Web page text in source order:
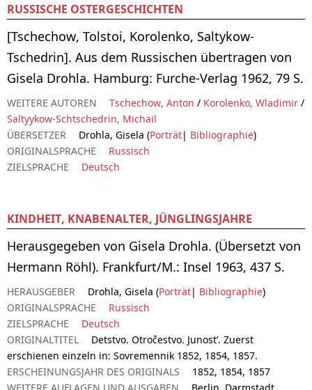
RUSSISCHE OSTERGESCHICHTEN
[Tschechow, Tolstoi, Korolenko, Saltykow-
Tschedrin]. Aus dem Russischen übertragen von
Gisela Drohla. Hamburg: Furche-Verlag 1962, 79 S.
WEITERE AUTOREN Tschechow, Anton / Korolenko, Wladimir /
Saltyykow-Schtschedrin, Michail
ÜBERSETZER
Drohla, Gisela (Porträt| Bibliographie)
ORIGINALSPRACHE
Russisch
ZIELSPRACHE
Deutsch
KINDHEIT, KNABENALTER, JÜNGLINGSJAHRE
Herausgegeben von Gisela Drohla. (Übersetzt von
Hermann Röhl). Frankfurt/M.: Insel 1963, 437 S.
HERAUSGEBER Drohla, Gisela (Porträt| Bibliographie)
ORIGINALSPRACHE
Russisch
ZIELSPRACHE
Deutsch
ORIGINALTITEL
Detstvo. Otročestvo. Junost’. Zuerst
erschienen einzeln in: Sovremennik 1852, 1854, 1857.
ERSCHEINUNGSJAHR DES ORIGINALS
1852, 1854, 1857